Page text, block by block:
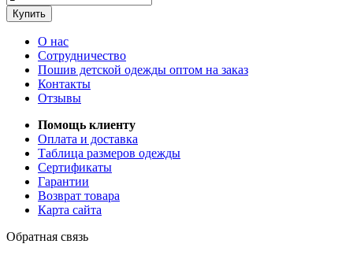
Купить
О нас
Сотрудничество
Пошив детской одежды оптом на заказ
Контакты
Отзывы
Помощь клиенту
Оплата и доставка
Таблица размеров одежды
Сертификаты
Гарантии
Возврат товара
Карта сайта
Обратная связь